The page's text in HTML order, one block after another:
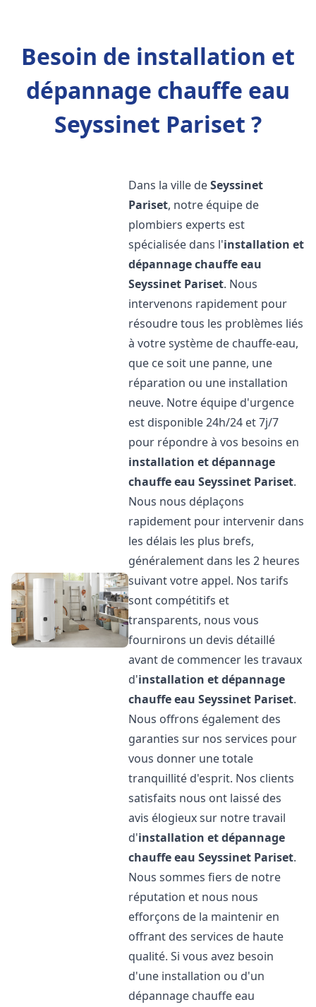
Besoin de installation et
dépannage chauffe eau
Seyssinet Pariset ?
Dans la ville deSeyssinet
Pariset, notre équipe de
plombiers experts est
spécialisée dans l'installation et
dépannage chauffe eau
Seyssinet Pariset. Nous
intervenons rapidement pour
résoudre tous les problèmes liés
à votre système de chauffe-eau,
que ce soit une panne, une
réparation ou une installation
neuve. Notre équipe d'urgence
est disponible 24h/24 et 7j/7
pour répondre à vos besoins en
installation et dépannage
chauffe eau Seyssinet Pariset.
Nous nous déplaçons
rapidement pour intervenir dans
les délais les plus brefs,
généralement dans les 2 heures
suivant votre appel. Nos tarifs
sont compétitifs et
transparents, nous vous
fournirons un devis détaillé
avant de commencer les travaux
d'installation et dépannage
chauffe eau Seyssinet Pariset.
Nous offrons également des
garanties sur nos services pour
vous donner une totale
tranquillité d'esprit. Nos clients
satisfaits nous ont laissé des
avis élogieux sur notre travail
d'installation et dépannage
chauffe eau Seyssinet Pariset.
Nous sommes fiers de notre
réputation et nous nous
efforçons de la maintenir en
offrant des services de haute
qualité. Si vous avez besoin
d'une installation ou d'un
dépannage chauffe eau